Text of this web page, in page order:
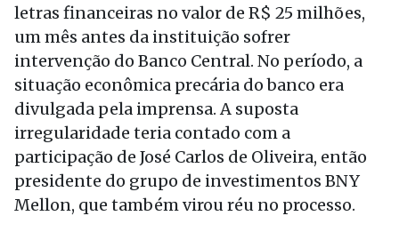
letras financeiras no valor de R$ 25 milhões,
um mês antes da instituição sofrer
intervenção do Banco Central. No período, a
situação econômica precária do banco era
divulgada pela imprensa. A suposta
irregularidade teria contado com a
participação de José Carlos de Oliveira, então
presidente do grupo de investimentos BNY
Mellon, que também virou réu no processo.